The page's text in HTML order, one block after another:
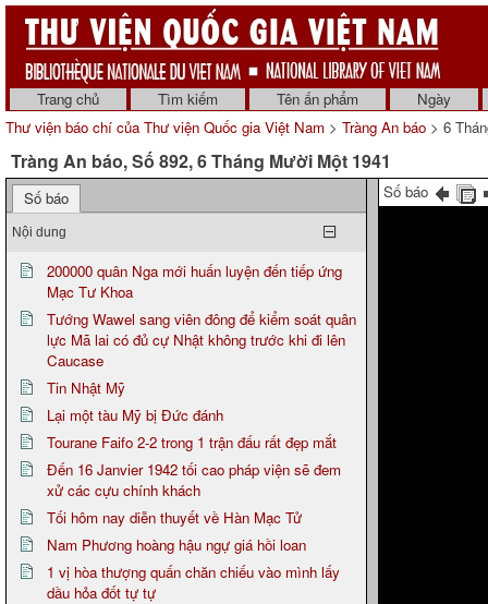
Trang chủ Tìm kiếm Tên ấn phẩm
Ngày
Thư viện báo chí của Thư viện Quốc gia Việt Nam > Tràng An báo > 6
Tràng An báo, Số 892, 6 Tháng Mười Một 1941
Số báo
Nội dung
200000 quân Nga mới huấn luyện đến tiếp ứng
Mạc Tư Khoa
Tướng Wawel sang viên đông để kiểm soát quân
lực Mã lai có đủ cự Nhật không trước khi đi lên
Caucase
Tin Nhật Mỹ
Lại một tàu Mỹ bị Đức đánh
Tourane Faifo 2-2 trong 1 trận đấu rất đẹp mắt
Đến 16 Janvier 1942 tối cao pháp viện sẽ đem
xử các cựu chính khách
Tối hôm nay diễn thuyết về Hàn Mạc Tử
Nam Phương hoàng hậu ngự giá hồi loan
1 vị hòa thượng quấn chăn chiếu vào mình lấy
dầu hỏa đốt tự tự
Số báo